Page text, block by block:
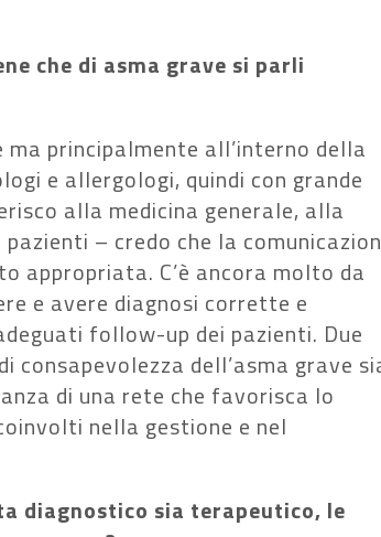
che di asma grave si parli
principalmente all’interno della
e allergologi, quindi con grande
alla medicina generale, alla
– credo che la
appropriata. C’è ancora molto da
e avere diagnosi corrette e
follow-up dei pazienti. Due
dell’asma grave
di una rete che favorisca lo
nella gestione e nel
diagnostico sia terapeutico, le